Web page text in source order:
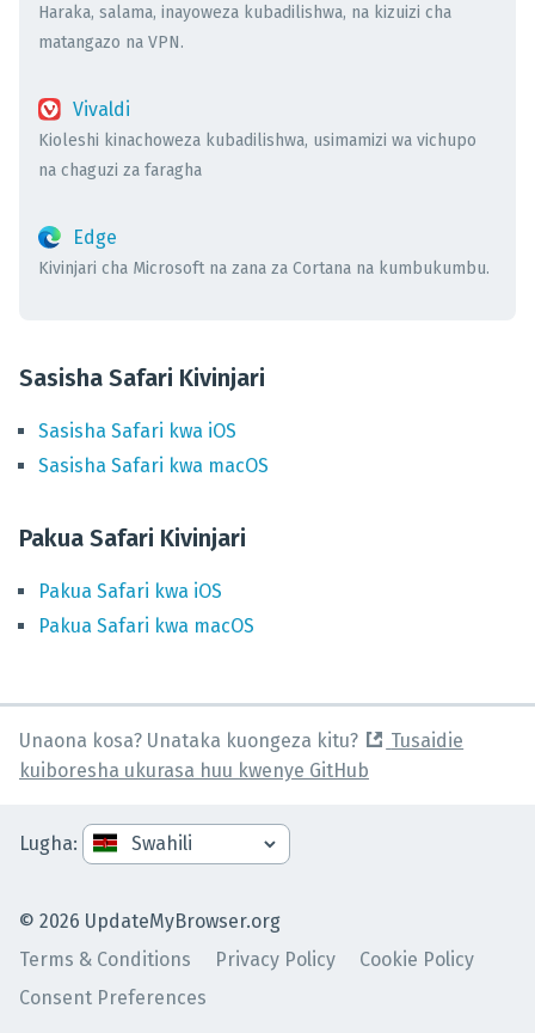
Haraka, salama, inayoweza kubadilishwa, na kizuizi cha
matangazo na VPN.
Vivaldi
Kioleshi kinachoweza kubadilishwa, usimamizi wa vichupo
na chaguzi za faragha
Edge
Kivinjari cha Microsoft na zana za Cortana na kumbukumbu.
Sasisha Safari Kivinjari
Sasisha Safari kwa iOS
Sasisha Safari kwa macOS
Pakua Safari Kivinjari
Pakua Safari kwa iOS
Pakua Safari kwa macOS
Unaona kosa? Unataka kuongeza kitu?
Tusaidie
kuiboresha ukurasa huu kwenye GitHub
© 2026 UpdateMyBrowser.org
Terms & Conditions
Privacy Policy
Cookie Policy
Consent Preferences
Lugha: